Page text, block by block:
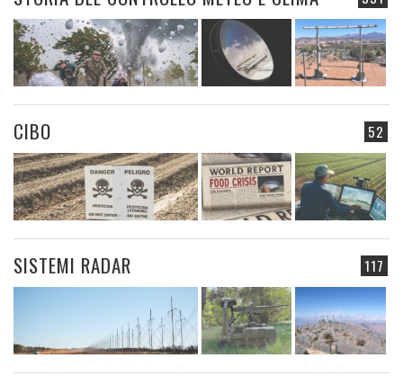
52
CIBO
117
SISTEMI RADAR